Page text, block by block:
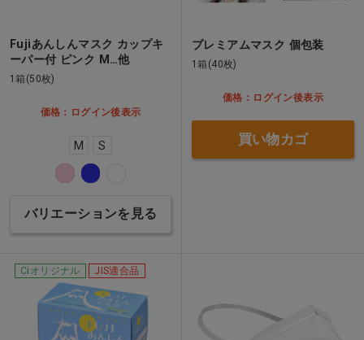
Fujiあんしんマスク カップキ
ーパー付 ピンク M…他
1箱(50枚)
価格：ログイン後表示
M S
バリエーションを見る
プレミアムマスク 個包装
1箱(40枚)
価格：ログイン後表示
買い物カゴ
Ciオリジナル JIS適合品